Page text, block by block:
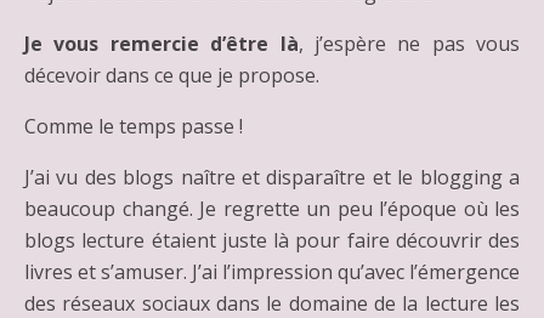
Je vous remercie d’être là, j’espère ne pas vous
décevoir dans ce que je propose.
Comme le temps passe !
J’ai vu des blogs naître et disparaître et le blogging a
beaucoup changé. Je regrette un peu l’époque où les
blogs lecture étaient juste là pour faire découvrir des
livres et s’amuser. J’ai l’impression qu’avec l’émergence
des réseaux sociaux dans le domaine de la lecture les